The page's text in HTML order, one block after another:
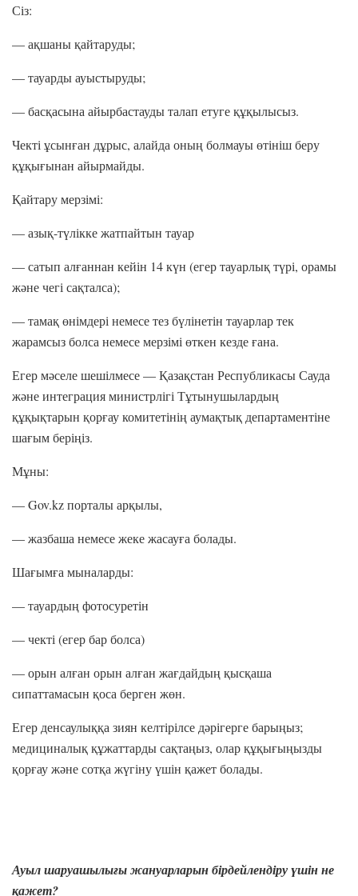
Сіз:
— ақшаны қайтаруды;
— тауарды ауыстыруды;
— басқасына айырбастауды талап етуге құқылысыз.
Чекті ұсынған дұрыс, алайда оның болмауы өтініш беру
құқығынан айырмайды.
Қайтару мерзімі:
— азық-түлікке жатпайтын тауар
— сатып алғаннан кейін 14 күн (егер тауарлық түрі, орамы
және чегі сақталса);
— тамақ өнімдері немесе тез бүлінетін тауарлар тек
жарамсыз болса немесе мерзімі өткен кезде ғана.
Егер мәселе шешілмесе — Қазақстан Республикасы Сауда
және интеграция министрлігі Тұтынушылардың
құқықтарын қорғау комитетінің аумақтық департаментіне
шағым беріңіз.
Мұны:
— Gov.kz порталы арқылы,
— жазбаша немесе жеке жасауға болады.
Шағымға мыналарды:
— тауардың фотосуретін
— чекті (егер бар болса)
— орын алған орын алған жағдайдың қысқаша
сипаттамасын қоса берген жөн.
Егер денсаулыққа зиян келтірілсе дәрігерге барыңыз;
медициналық құжаттарды сақтаңыз, олар құқығыңызды
қорғау және сотқа жүгіну үшін қажет болады.
Ауыл шаруашылығы жануарларын бірдейлендіру үшін не
қажет?